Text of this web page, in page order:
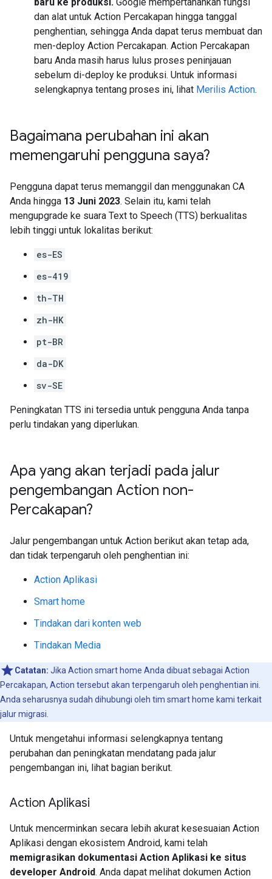
dan alat untuk Action Percakapan hingga tanggal
penghentian, sehingga Anda dapat terus membuat dan
men-deploy Action Percakapan. Action Percakapan
baru Anda masih harus lulus proses peninjauan
sebelum di-deploy ke produksi. Untuk informasi
selengkapnya tentang proses ini, lihat Merilis Action.
Bagaimana perubahan ini akan
memengaruhi pengguna saya?
Pengguna dapat terus memanggil dan menggunakan CA
Anda hingga 13 Juni 2023. Selain itu, kami telah
mengupgrade ke suara Text to Speech (TTS) berkualitas
lebih tinggi untuk lokalitas berikut:
es-ES
es-419
th-TH
zh-HK
pt-BR
da-DK
sv-SE
Peningkatan TTS ini tersedia untuk pengguna Anda tanpa
perlu tindakan yang diperlukan.
Apa yang akan terjadi pada jalur
pengembangan Action non-
Percakapan?
Jalur pengembangan untuk Action berikut akan tetap ada,
dan tidak terpengaruh oleh penghentian ini:
Action Aplikasi
Smart home
Tindakan dari konten web
Tindakan Media
Catatan: Jika Action smart home Anda dibuat sebagai Action
Percakapan, Action tersebut akan terpengaruh oleh penghentian ini.
Anda seharusnya sudah dihubungi oleh tim smart home kami terkait
jalur migrasi.
Untuk mengetahui informasi selengkapnya tentang
perubahan dan peningkatan mendatang pada jalur
pengembangan ini, lihat bagian berikut.
Action Aplikasi
Untuk mencerminkan secara lebih akurat kesesuaian Action
Aplikasi dengan ekosistem Android, kami telah
memigrasikan dokumentasi Action Aplikasi ke situs
developer Android. Anda dapat melihat dokumen Action